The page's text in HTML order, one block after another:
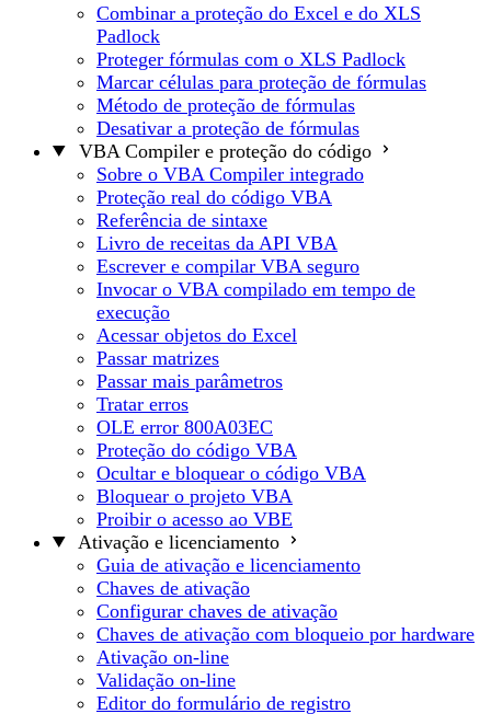
Combinar a proteção do Excel e do XLS
Padlock
Proteger fórmulas com o XLS Padlock
Marcar células para proteção de fórmulas
Método de proteção de fórmulas
Desativar a proteção de fórmulas
VBA Compiler e proteção do código
Sobre o VBA Compiler integrado
Proteção real do código VBA
Referência de sintaxe
Livro de receitas da API VBA
Escrever e compilar VBA seguro
Invocar o VBA compilado em tempo de
execução
Acessar objetos do Excel
Passar matrizes
Passar mais parâmetros
Tratar erros
OLE error 800A03EC
Proteção do código VBA
Ocultar e bloquear o código VBA
Bloquear o projeto VBA
Proibir o acesso ao VBE
Ativação e licenciamento
Guia de ativação e licenciamento
Chaves de ativação
Configurar chaves de ativação
Chaves de ativação com bloqueio por hardware
Ativação on-line
Validação on-line
Editor do formulário de registro